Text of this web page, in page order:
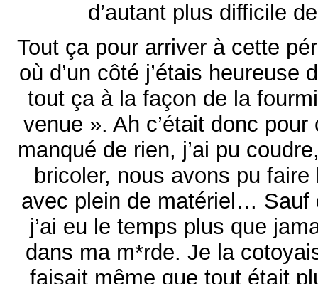
d’autant plus difficile
Tout ça pour arriver à cette
où d’un côté j’étais heureuse
tout ça à la façon de la
venue ». Ah c’était donc pour
manqué de rien, j’ai pu
bricoler, nous avons pu faire
avec plein de matériel… Sauf
j’ai eu le temps plus que
dans ma m*rde. Je la
faisait même que tout était